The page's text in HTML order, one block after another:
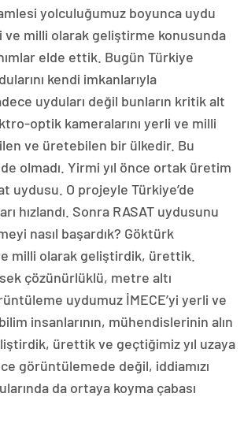
yolculuğumuz boyunca uydu
milli olarak geliştirme konusunda
elde ettik. Bugün Türkiye
kendi imkanlarıyla
uyduları değil bunların kritik alt
optik kameralarını yerli ve milli
ve üretebilen bir ülkedir. Bu
olmadı. Yirmi yıl önce ortak üretim
uydusu. O projeyle Türkiye’de
hızlandı. Sonra RASAT uydusunu
nasıl başardık? Göktürk
milli olarak geliştirdik, ürettik.
çözünürlüklü, metre altı
uydumuz İMECE’yi yerli ve
insanlarının, mühendislerinin alın
ürettik ve geçtiğimiz yıl uzaya
görüntülemede değil, iddiamızı
da ortaya koyma çabası